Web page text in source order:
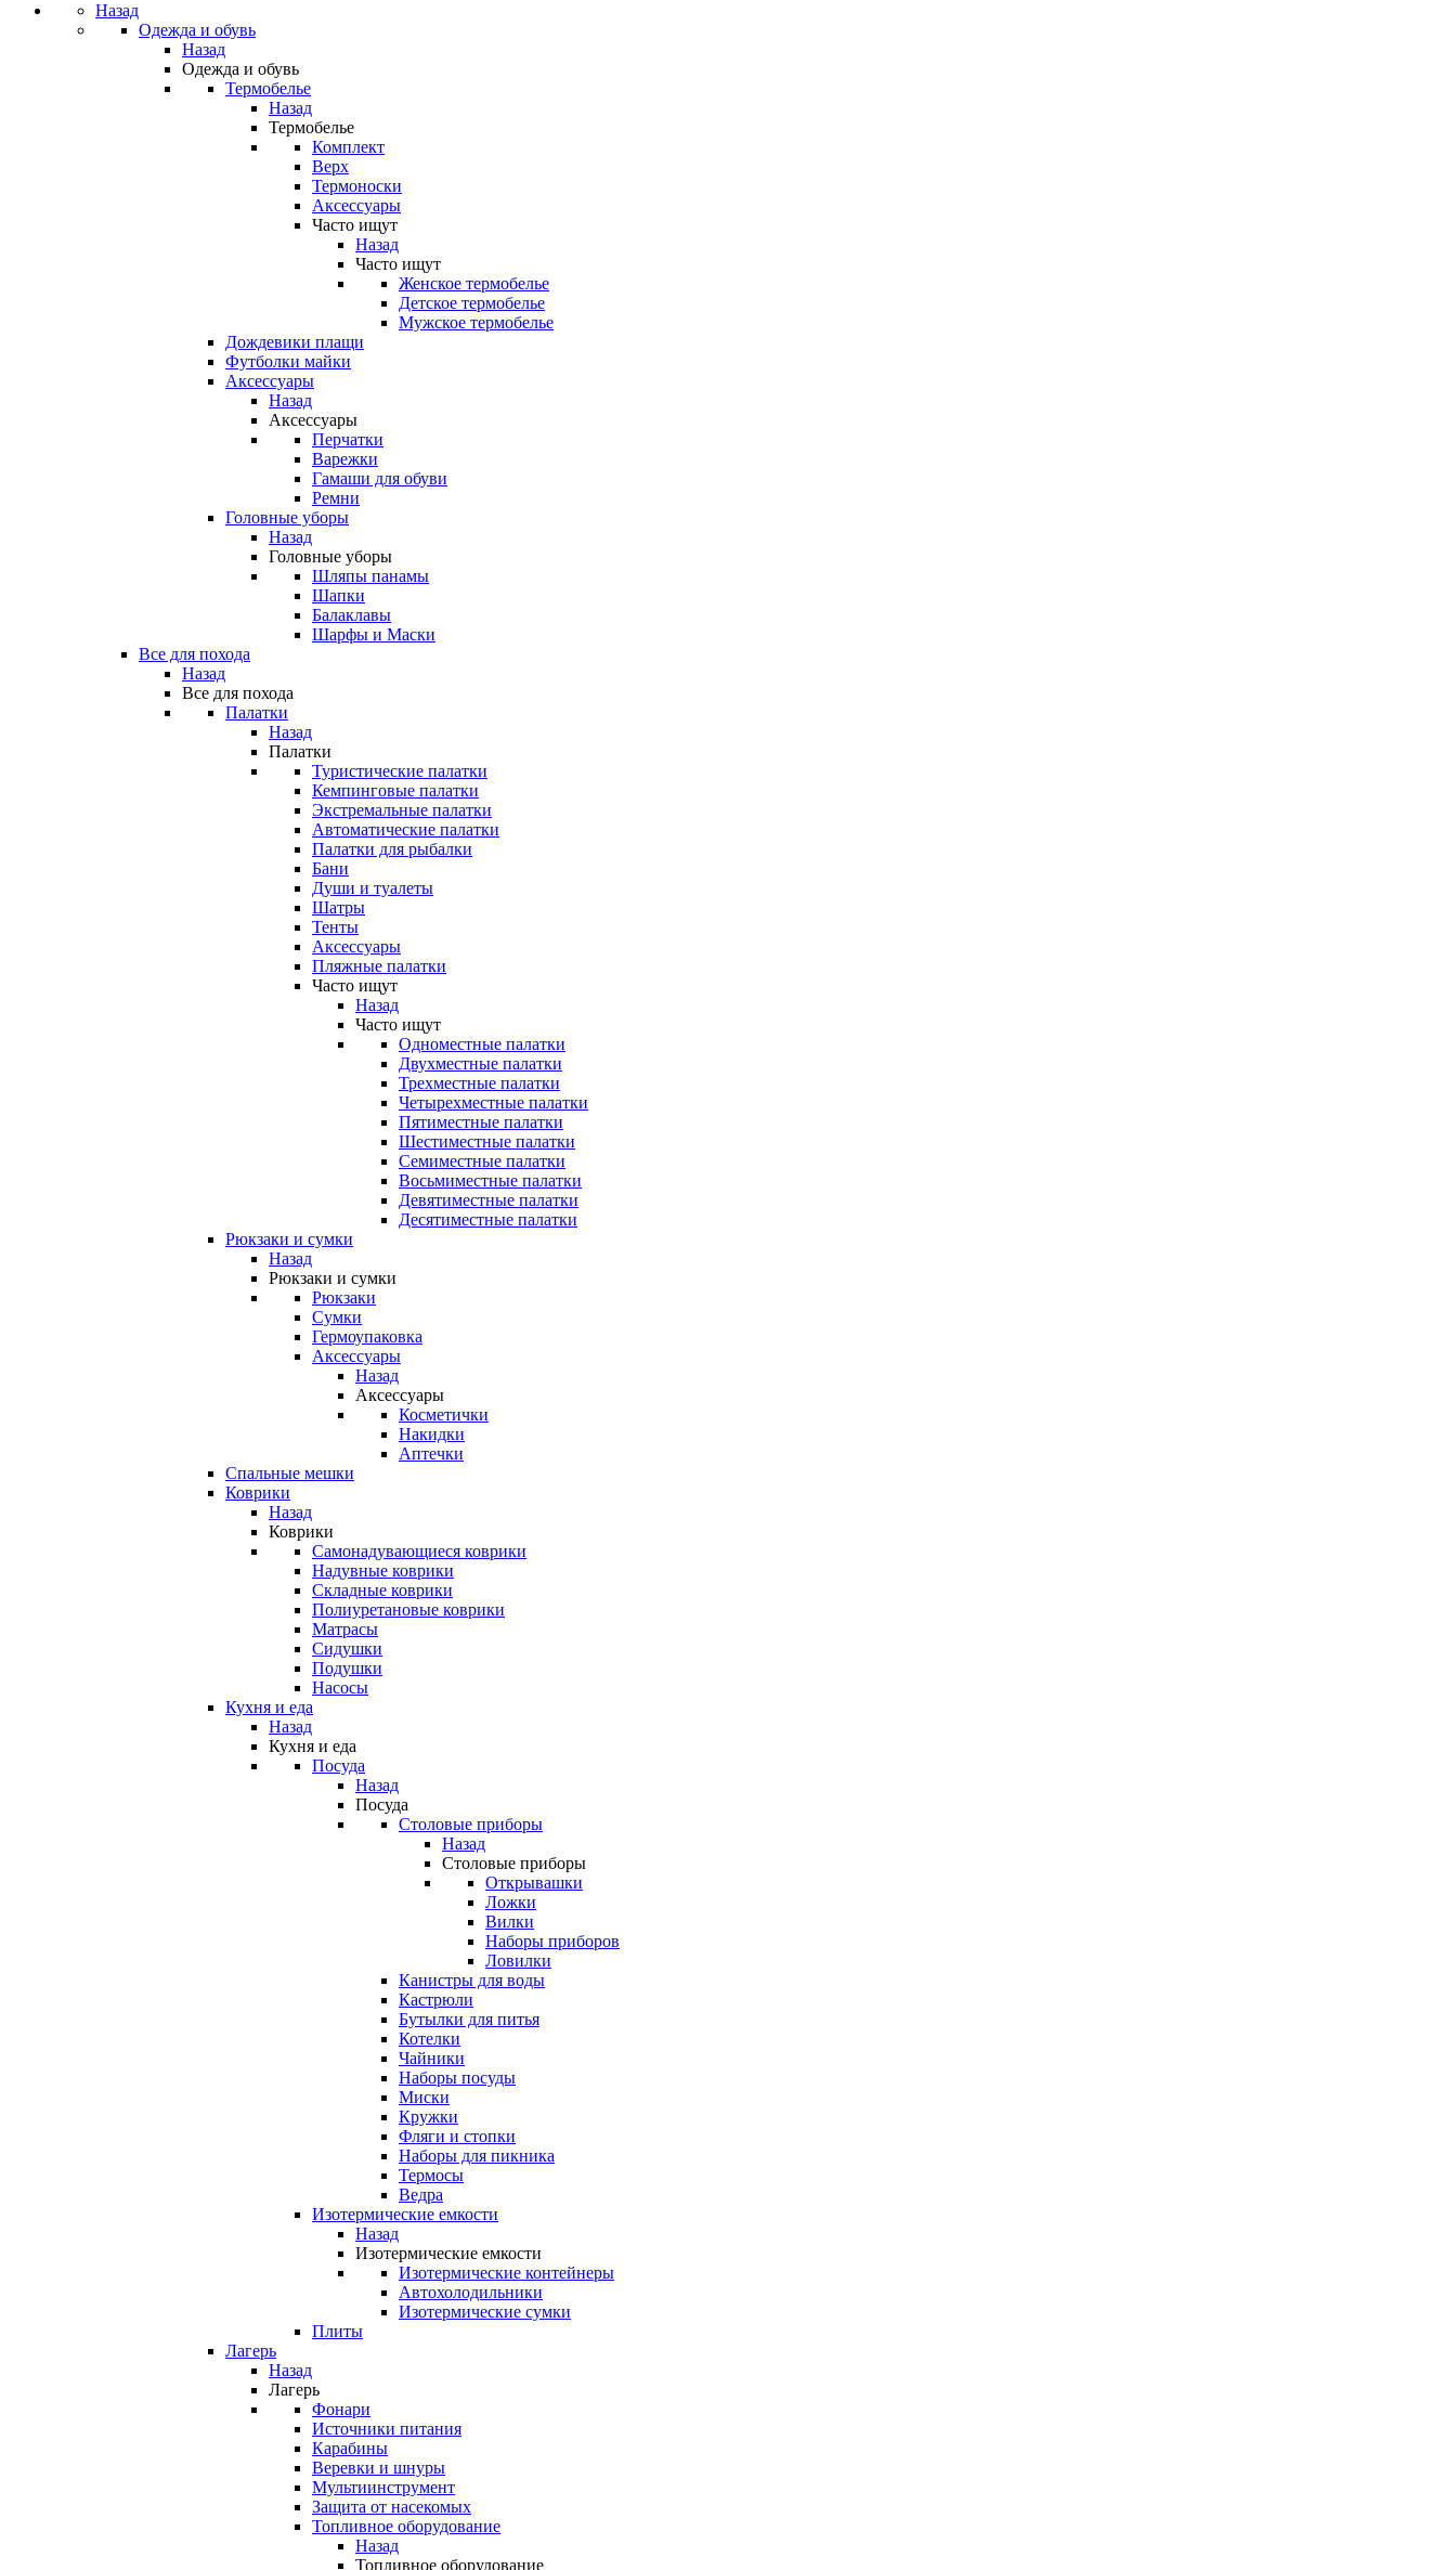
Назад
Одежда и обувь
Назад
Одежда и обувь
Термобелье
Назад
Термобелье
Комплект
Верх
Термоноски
Аксессуары
Часто ищут
Назад
Часто ищут
Женское термобелье
Детское термобелье
Мужское термобелье
Дождевики плащи
Футболки майки
Аксессуары
Назад
Аксессуары
Перчатки
Варежки
Гамаши для обуви
Ремни
Головные уборы
Назад
Головные уборы
Шляпы панамы
Шапки
Балаклавы
Шарфы и Маски
Все для похода
Назад
Все для похода
Палатки
Назад
Палатки
Туристические палатки
Кемпинговые палатки
Экстремальные палатки
Автоматические палатки
Палатки для рыбалки
Бани
Души и туалеты
Шатры
Тенты
Аксессуары
Пляжные палатки
Часто ищут
Назад
Часто ищут
Одноместные палатки
Двухместные палатки
Трехместные палатки
Четырехместные палатки
Пятиместные палатки
Шестиместные палатки
Семиместные палатки
Восьмиместные палатки
Девятиместные палатки
Десятиместные палатки
Рюкзаки и сумки
Назад
Рюкзаки и сумки
Рюкзаки
Сумки
Гермоупаковка
Аксессуары
Назад
Аксессуары
Косметички
Накидки
Аптечки
Спальные мешки
Коврики
Назад
Коврики
Самонадувающиеся коврики
Надувные коврики
Складные коврики
Полиуретановые коврики
Матрасы
Сидушки
Подушки
Насосы
Кухня и еда
Назад
Кухня и еда
Посуда
Назад
Посуда
Столовые приборы
Назад
Столовые приборы
Открывашки
Ложки
Вилки
Наборы приборов
Ловилки
Канистры для воды
Кастрюли
Бутылки для питья
Котелки
Чайники
Наборы посуды
Миски
Кружки
Фляги и стопки
Наборы для пикника
Термосы
Ведра
Изотермические емкости
Назад
Изотермические емкости
Изотермические контейнеры
Автохолодильники
Изотермические сумки
Плиты
Лагерь
Назад
Лагерь
Фонари
Источники питания
Карабины
Веревки и шнуры
Мультиинструмент
Защита от насекомых
Топливное оборудование
Назад
Топливное оборудование